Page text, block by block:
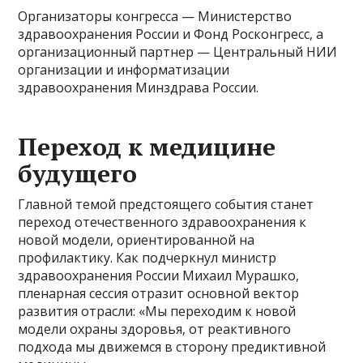
Организаторы конгресса — Министерство
здравоохранения России и Фонд Росконгресс, а
организационный партнер — Центральный НИИ
организации и информатизации
здравоохранения Минздрава России.
Переход к медицине
будущего
Главной темой предстоящего события станет
переход отечественного здравоохранения к
новой модели, ориентированной на
профилактику. Как подчеркнул министр
здравоохранения России Михаил Мурашко,
пленарная сессия отразит основной вектор
развития отрасли: «Мы переходим к новой
модели охраны здоровья, от реактивного
подхода мы движемся в сторону предиктивной